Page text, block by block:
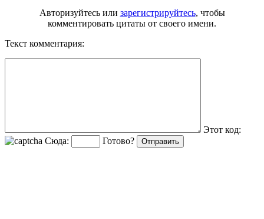
Авторизуйтесь или зарегистрируйтесь, чтобы
комментировать цитаты от своего имени.
Текст комментария:
Этот код:
Сюда:
Готово?